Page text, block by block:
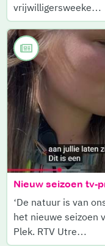
vrijwilligersweeke…
Nieuw seizoen tv-
‘De natuur is van
het nieuwe seizoen
Plek. RTV Utre…